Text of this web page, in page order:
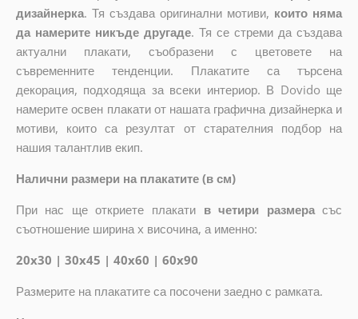
дизайнерка. Тя създава оригинални мотиви, които няма
да намерите никъде другаде. Тя се стреми да създава
актуални плакати, съобразени с цветовете на
съвременните тенденции. Плакатите са търсена
декорация, подходяща за всеки интериор. В Dovido ще
намерите освен плакати от нашата графична дизайнерка и
мотиви, които са резултат от старателния подбор на
нашия талантлив екип.
Налични размери на плакатите (в см)
При нас ще откриете плакати в четири размера със
съотношение ширина x височина, а именно:
20x30 | 30x45 | 40x60 | 60x90
Размерите на плакатите са посочени заедно с рамката.